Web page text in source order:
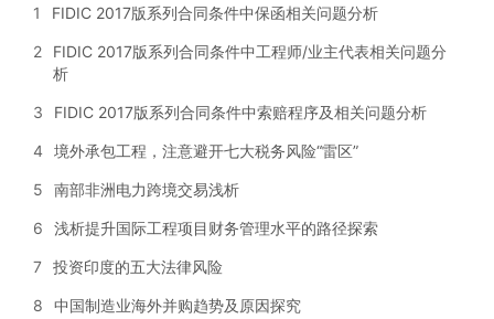
1 FIDIC 2017版系列合同条件中保函相关问题分析
2
FIDIC 2017版系列合同条件中工程师/业主代表相关问题分
析
3 FIDIC 2017版系列合同条件中索赔程序及相关问题分析
4 境外承包工程，注意避开七大税务风险“雷区”
5 南部非洲电力跨境交易浅析
6 浅析提升国际工程项目财务管理水平的路径探索
7 投资印度的五大法律风险
8 中国制造业海外并购趋势及原因探究